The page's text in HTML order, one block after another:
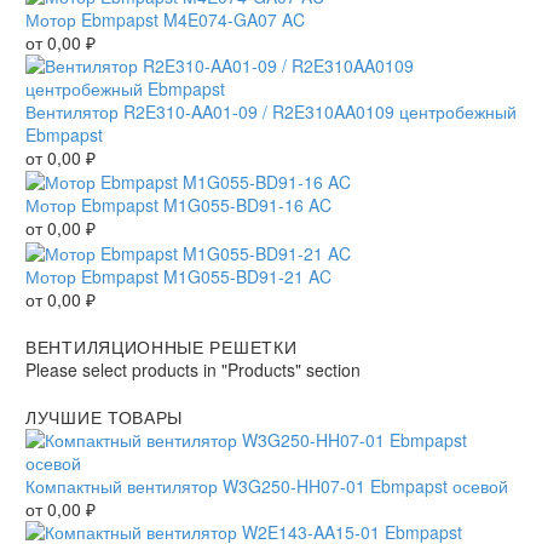
Мотор Ebmpapst M4E074-GA07 AC
от0,00 ₽
Вентилятор R2E310-AA01-09 / R2E310AA0109 центробежный
Ebmpapst
от0,00 ₽
Мотор Ebmpapst M1G055-BD91-16 AC
от0,00 ₽
Мотор Ebmpapst M1G055-BD91-21 AC
от0,00 ₽
ВЕНТИЛЯЦИОННЫЕ РЕШЕТКИ
Please select products in "Products" section
ЛУЧШИЕ ТОВАРЫ
Компактный вентилятор W3G250-HH07-01 Ebmpapst осевой
от0,00 ₽